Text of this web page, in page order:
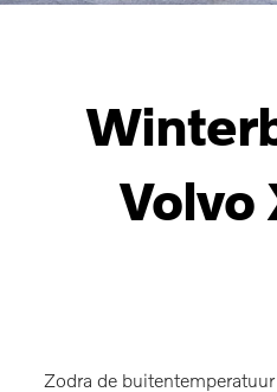
Volvo
Zodra de